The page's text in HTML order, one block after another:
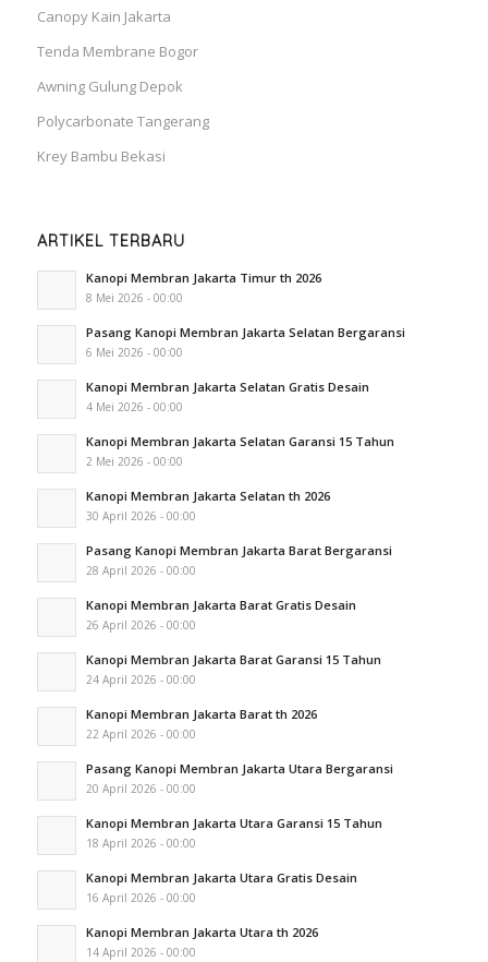
Canopy Kain Jakarta
Tenda Membrane Bogor
Awning Gulung Depok
Polycarbonate Tangerang
Krey Bambu Bekasi
ARTIKEL TERBARU
Kanopi Membran Jakarta Timur th 2026
8 Mei 2026 - 00:00
Pasang Kanopi Membran Jakarta Selatan Bergaransi
6 Mei 2026 - 00:00
Kanopi Membran Jakarta Selatan Gratis Desain
4 Mei 2026 - 00:00
Kanopi Membran Jakarta Selatan Garansi 15 Tahun
2 Mei 2026 - 00:00
Kanopi Membran Jakarta Selatan th 2026
30 April 2026 - 00:00
Pasang Kanopi Membran Jakarta Barat Bergaransi
28 April 2026 - 00:00
Kanopi Membran Jakarta Barat Gratis Desain
26 April 2026 - 00:00
Kanopi Membran Jakarta Barat Garansi 15 Tahun
24 April 2026 - 00:00
Kanopi Membran Jakarta Barat th 2026
22 April 2026 - 00:00
Pasang Kanopi Membran Jakarta Utara Bergaransi
20 April 2026 - 00:00
Kanopi Membran Jakarta Utara Garansi 15 Tahun
18 April 2026 - 00:00
Kanopi Membran Jakarta Utara Gratis Desain
16 April 2026 - 00:00
Kanopi Membran Jakarta Utara th 2026
14 April 2026 - 00:00